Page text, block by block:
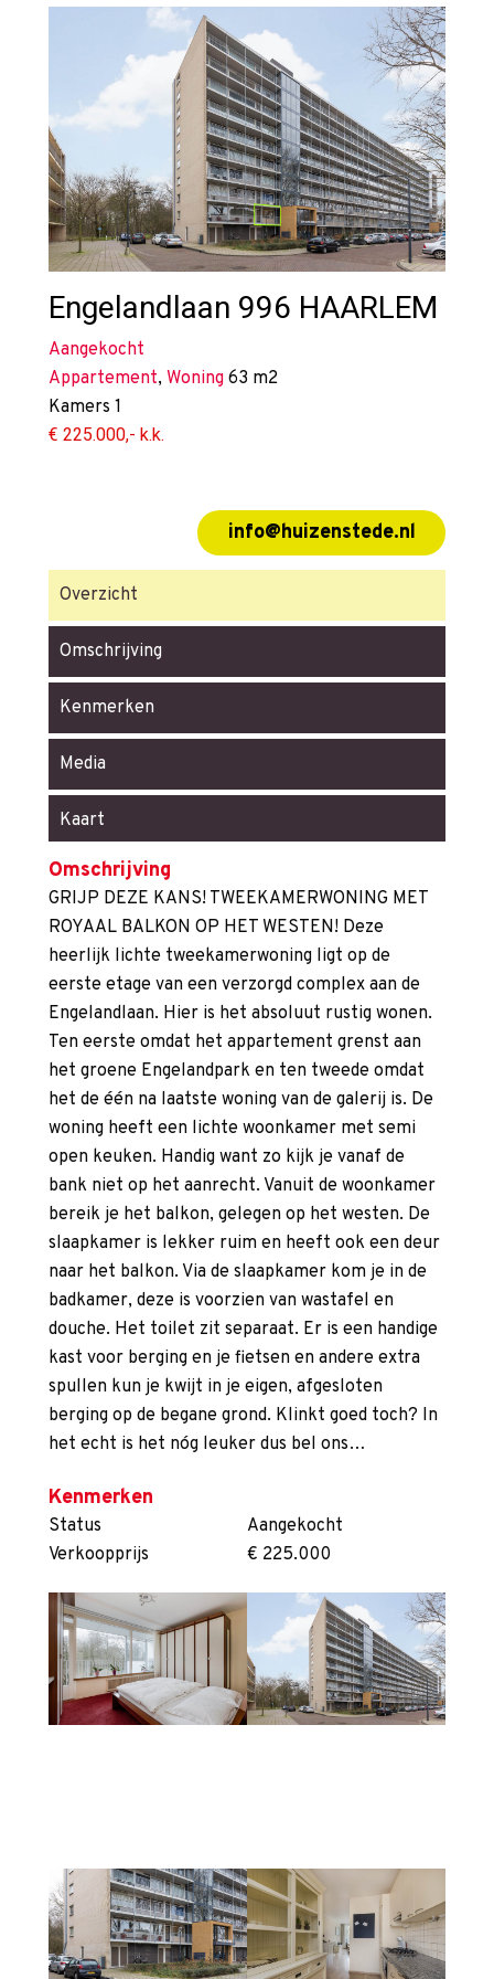
Engelandlaan 996 HAARLEM
Aangekocht
Appartement, Woning 63 m2
Kamers 1
€ 225.000,- k.k.
info@huizenstede.nl
Overzicht
Omschrijving
Kenmerken
Media
Kaart
Omschrijving
GRIJP DEZE KANS! TWEEKAMERWONING MET
ROYAAL BALKON OP HET WESTEN! Deze
heerlijk lichte tweekamerwoning ligt op de
eerste etage van een verzorgd complex aan de
Engelandlaan. Hier is het absoluut rustig wonen.
Ten eerste omdat het appartement grenst aan
het groene Engelandpark en ten tweede omdat
het de één na laatste woning van de galerij is. De
woning heeft een lichte woonkamer met semi
open keuken. Handig want zo kijk je vanaf de
bank niet op het aanrecht. Vanuit de woonkamer
bereik je het balkon, gelegen op het westen. De
slaapkamer is lekker ruim en heeft ook een deur
naar het balkon. Via de slaapkamer kom je in de
badkamer, deze is voorzien van wastafel en
douche. Het toilet zit separaat. Er is een handige
kast voor berging en je fietsen en andere extra
spullen kun je kwijt in je eigen, afgesloten
berging op de begane grond. Klinkt goed toch? In
het echt is het nóg leuker dus bel ons…
Kenmerken
Status
Aangekocht
Verkoopprijs
€ 225.000